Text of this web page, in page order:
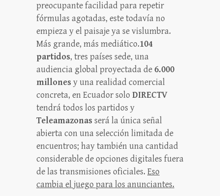
preocupante facilidad para repetir
fórmulas agotadas, este todavía no
empieza y el paisaje ya se vislumbra.
Más grande, más mediático.104
partidos, tres países sede, una
audiencia global proyectada de 6.000
millonesy una realidad comercial
concreta, en Ecuador solo DIRECTV
tendrá todos los partidos y
Teleamazonasserá la única señal
abierta con una selección limitada de
encuentros; hay también una cantidad
considerable de opciones digitales fuera
de las transmisiones oficiales. Eso
cambia el juego para los anunciantes.